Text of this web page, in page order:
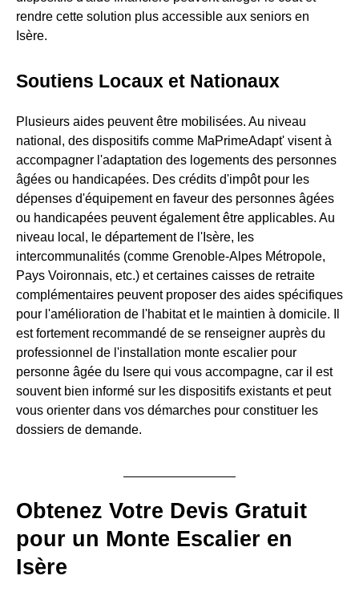
rendre cette solution plus accessible aux seniors en
Isère.
Soutiens Locaux et Nationaux
Plusieurs aides peuvent être mobilisées. Au niveau
national, des dispositifs comme MaPrimeAdapt' visent à
accompagner l'adaptation des logements des personnes
âgées ou handicapées. Des crédits d'impôt pour les
dépenses d'équipement en faveur des personnes âgées
ou handicapées peuvent également être applicables. Au
niveau local, le département de l'Isère, les
intercommunalités (comme Grenoble-Alpes Métropole,
Pays Voironnais, etc.) et certaines caisses de retraite
complémentaires peuvent proposer des aides spécifiques
pour l'amélioration de l'habitat et le maintien à domicile. Il
est fortement recommandé de se renseigner auprès du
professionnel de l'installation monte escalier pour
personne âgée du Isere qui vous accompagne, car il est
souvent bien informé sur les dispositifs existants et peut
vous orienter dans vos démarches pour constituer les
dossiers de demande.
Obtenez Votre Devis Gratuit
pour un Monte Escalier en
Isère